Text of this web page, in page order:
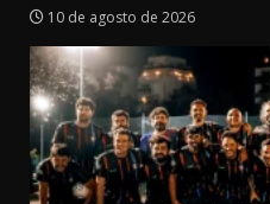
10 de agosto de 2026